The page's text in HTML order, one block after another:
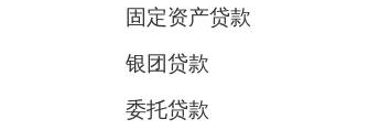
固定资产贷款
银团贷款
委托贷款